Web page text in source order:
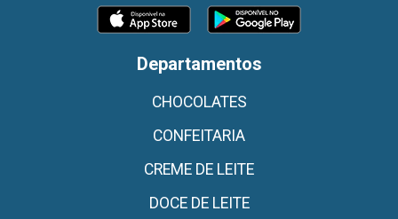
Departamentos
CHOCOLATES
CONFEITARIA
CREME DE LEITE
DOCE DE LEITE